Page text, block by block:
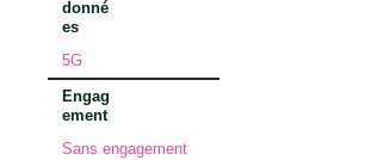
donné
es
5G
Engag
ement
Sans engagement